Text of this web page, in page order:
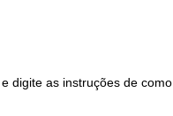
digite as instruções de como